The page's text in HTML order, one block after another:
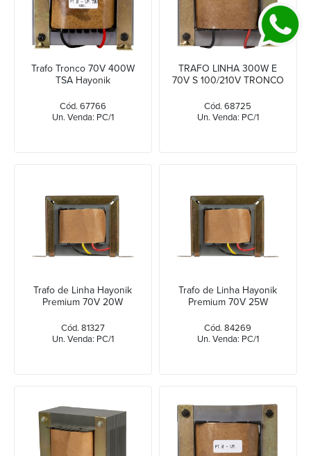
Trafo Tronco 70V 400W
TSA Hayonik
Cód. 67766
Un. Venda: PC/1
TRAFO LINHA 300W E
70V S 100/210V TRONCO
Cód. 68725
Un. Venda: PC/1
Trafo de Linha Hayonik
Premium 70V 20W
Cód. 81327
Un. Venda: PC/1
Trafo de Linha Hayonik
Premium 70V 25W
Cód. 84269
Un. Venda: PC/1